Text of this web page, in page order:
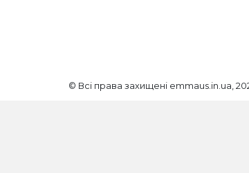
© Всі права захищені emmaus.in.ua,